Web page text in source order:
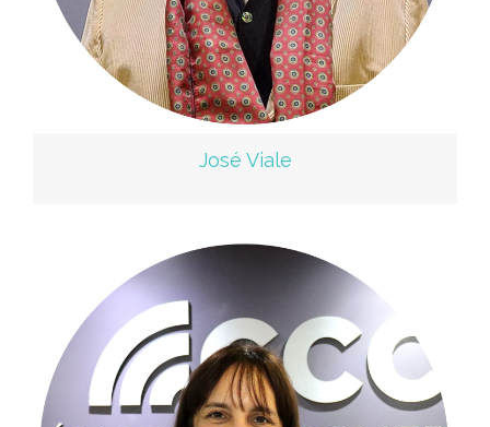
José Viale